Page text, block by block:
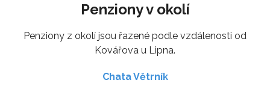
Penziony v okolí
Penziony z okolí jsou řazené podle vzdálenosti od
Kovářova u Lipna.
Chata Větrník